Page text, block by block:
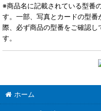
※商品名に記載されている型番
す。一部、写真とカードの型
際、必ず商品の型番をご確認し
す。
ホーム